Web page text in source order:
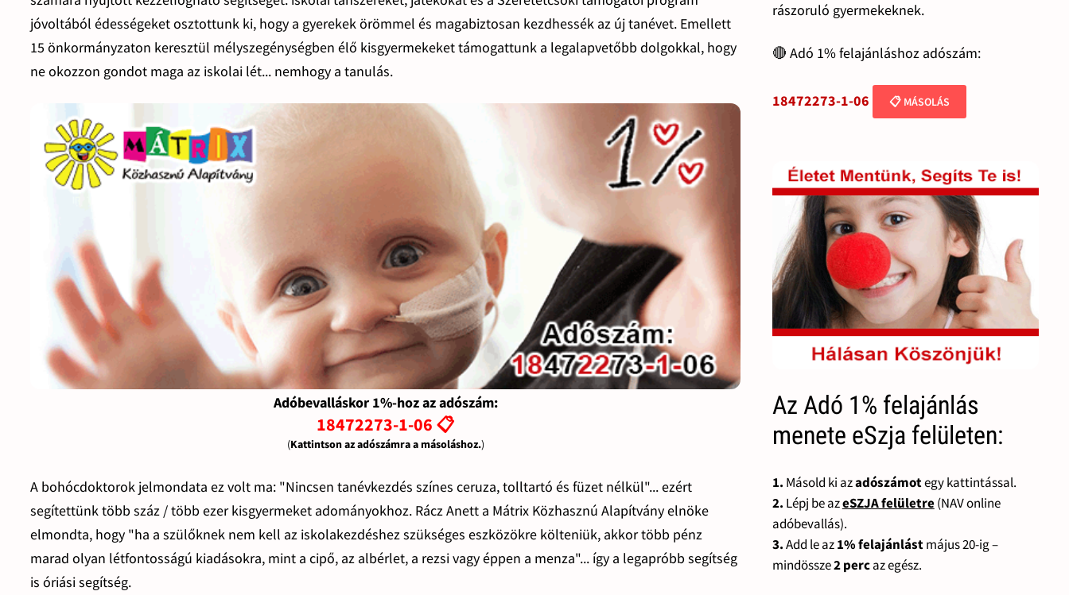
jóvoltából édességeket osztottunk ki, hogy a gyerekek örömmel és magabiztosan kezdhessék az új tanévet. Emellett
15 önkormányzaton keresztül mélyszegénységben élő kisgyermekeket támogattunk a legalapvetőbb dolgokkal, hogy
ne okozzon gondot maga az iskolai lét... nemhogy a tanulás.
Adóbevalláskor 1%-hoz az adószám:
18472273-1-06 📋
(Kattintson az adószámra a másoláshoz.)
A bohócdoktorok jelmondata ez volt ma: "Nincsen tanévkezdés színes ceruza, tolltartó és füzet nélkül"... ezért
segítettünk több száz / több ezer kisgyermeket adományokhoz. Rácz Anett a Mátrix Közhasznú Alapítvány elnöke
elmondta, hogy "ha a szülőknek nem kell az iskolakezdéshez szükséges eszközökre költeniük, akkor több pénz
marad olyan létfontosságú kiadásokra, mint a cipő, az albérlet, a rezsi vagy éppen a menza"... így a legapróbb segítség
is óriási segítség.
rászoruló gyermekeknek.
🔴 Adó 1% felajánláshoz adószám:
18472273-1-06 📋 MÁSOLÁS
Az Adó 1% felajánlás
menete eSzja felületen:
1. Másold ki azadószámotegy kattintással.
2. Lépj be azeSZJA felületre(NAV online
adóbevallás).
3.Add le az1% felajánlástmájus 20-ig –
mindössze2 percaz egész.